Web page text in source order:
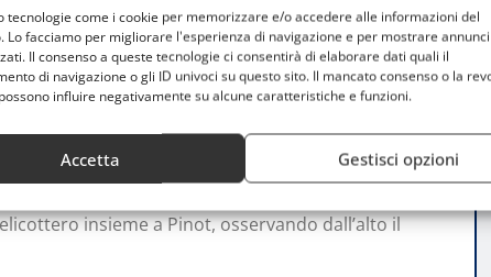
tecnologie come i cookie per memorizzare e/o accedere alle informazioni del
Lo facciamo per migliorare l'esperienza di navigazione e per mostrare
Il consenso a queste tecnologie ci consentirà di elaborare dati quali il
di navigazione o gli ID univoci su questo sito. Il mancato consenso o la
influire negativamente su alcune caratteristiche e funzioni.
Accetta Gestisci opzioni
nei paesaggi dell’Alta Saona, tra piccoli villaggi,
di ciclismo. Dopo una visita privata della proprietà,
in un’atmosfera informale e conviviale.
nel Tour de France. Gli ospiti avranno accesso al
e vivranno uno dei momenti più spettacolari
insieme a Pinot, osservando dall’alto il